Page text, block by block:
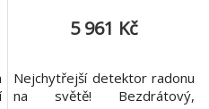
5 961 Kč
Nejchytřejší detektor radonu
na světě! Bezdrátový,